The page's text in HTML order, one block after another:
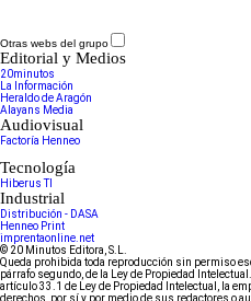
Otras webs del grupo
Editorial y Medios
20minutos
La Información
Heraldo de Aragón
Alayans Media
Audiovisual
Factoría Henneo
Tecnología
Hiberus TI
Industrial
Distribución - DASA
Henneo Print
imprentaonline.net
© 20 Minutos Editora, S.L.
Queda prohibida toda reproducción sin permiso
párrafo segundo, de la Ley de Propiedad
artículo 33.1 de Ley de Propiedad Intelectual, la